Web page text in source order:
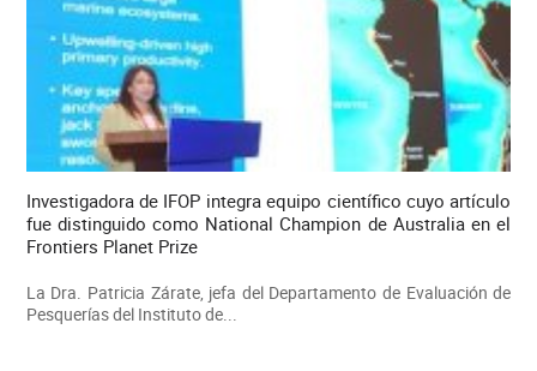
Investigadora de IFOP integra equipo científico cuyo artículo
fue distinguido como National Champion de Australia en el
Frontiers Planet Prize
La Dra. Patricia Zárate, jefa del Departamento de Evaluación de
Pesquerías del Instituto de...